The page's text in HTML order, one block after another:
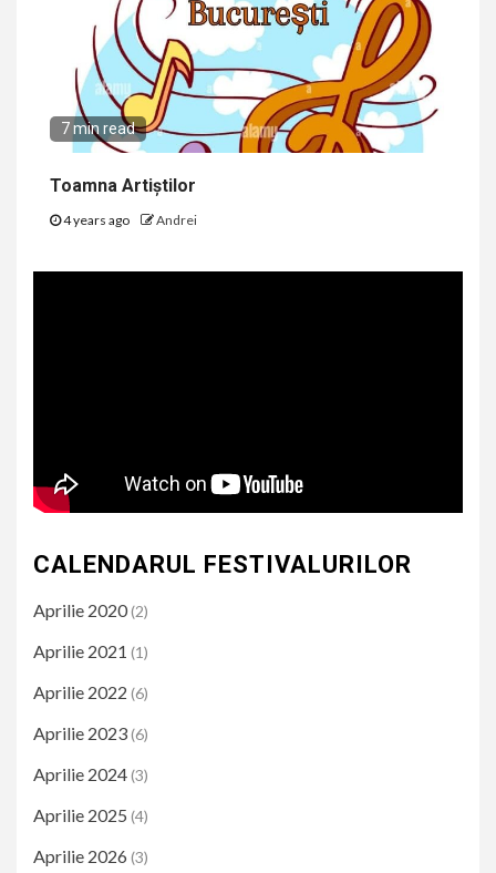
7 min read
Toamna Artiștilor
4 years ago Andrei
CALENDARUL FESTIVALURILOR
Aprilie 2020(2)
Aprilie 2021 (1)
Aprilie 2022 (6)
Aprilie 2023(6)
Aprilie 2024(3)
Aprilie 2025 (4)
Aprilie 2026 (3)